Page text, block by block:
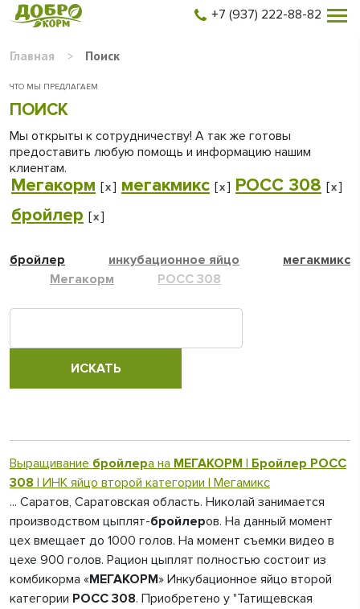
+7 (937) 222-88-82
Главная > Поиск
ЧТО МЫ ПРЕДЛАГАЕМ
ПОИСК
Мы открыты к сотрудничеству! А так же готовы
предоставить любую помощь и информацию нашим
клиентам.
Мегакорм [x] мегакмикс [x] РОСС 308 [x]
бройлер [x]
бройлер инкубационное яйцо
мегакмикс
Мегакорм
РОСС 308
Выращивание бройлера на МЕГАКОРМ | Бройлер РОСС
308 | ИНК яйцо второй категории | Мегамикс
... Саратов, Саратовская область. Николай занимается
производством цыплят-бройлеров. На данный момент
цех вмещает до 1000 голов. На момент съемки видео в
цехе 900 голов. Рацион цыплят полностью состоит из
комбикорма «МЕГАКОРМ» Инкубационное яйцо второй
категории РОСС 308. Приобретено у "Татищевская